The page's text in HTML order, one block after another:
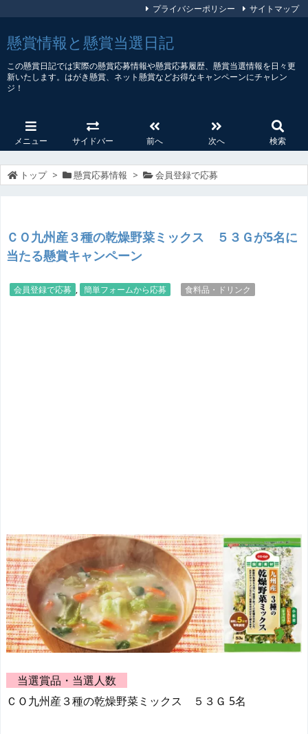
懸賞情報と懸賞当選日記
この懸賞日記では実際の懸賞応募情報や懸賞応募履歴、懸賞当選情報を日々更
新いたします。はがき懸賞、ネット懸賞などお得なキャンペーンにチャレン
ジ！
メニュー サイドバー 前へ 次へ 検索
プライバシーポリシー サイトマップ
トップ > 懸賞応募情報 > 会員登録で応募
ＣＯ九州産３種の乾燥野菜ミックス ５３Ｇが5名に
当たる懸賞キャンペーン
会員登録で応募 , 簡単フォームから応募 食料品・ドリンク
当選賞品・当選人数
ＣＯ九州産３種の乾燥野菜ミックス ５３Ｇ 5名